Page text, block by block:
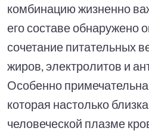
комбинацию жизненно
его составе обнаружено
сочетание питательных
жиров, электролитов и
Особенно примечательна
которая настолько
человеческой плазме